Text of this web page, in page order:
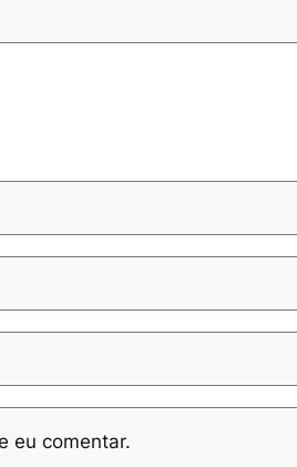
eu comentar.